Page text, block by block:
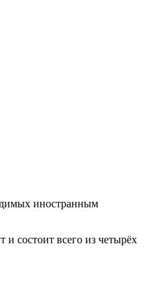
иностранным
состоит всего из четырёх